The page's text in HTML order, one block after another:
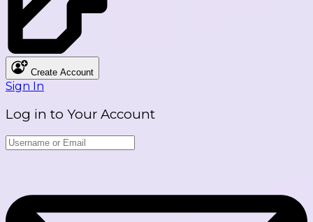
Create Account
Sign In
Log in to Your Account